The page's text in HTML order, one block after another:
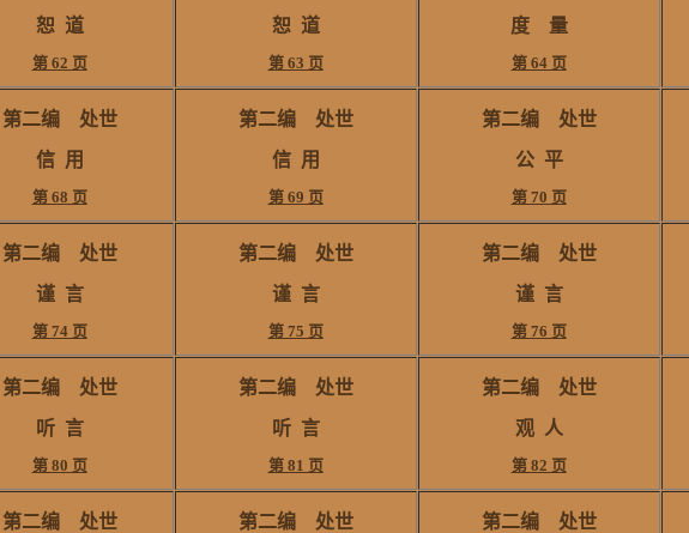
恕 道
第 62 页
恕 道
第 63 页
度 量
第 64 页
第二编 处世
信 用
第 68 页
第二编 处世
信 用
第 69 页
第二编 处世
公 平
第 70 页
第二编 处世
谨 言
第 74 页
第二编 处世
谨 言
第 75 页
第二编 处世
谨 言
第 76 页
第二编 处世
听 言
第 80 页
第二编 处世
听 言
第 81 页
第二编 处世
观 人
第 82 页
第二编 处世
第二编 处世
第二编 处世